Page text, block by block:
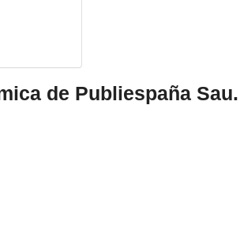
de Publiespaña Sau.